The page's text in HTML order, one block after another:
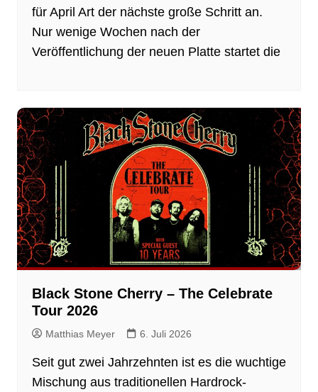
für April Art der nächste große Schritt an.
Nur wenige Wochen nach der
Veröffentlichung der neuen Platte startet die
Black Stone Cherry – The Celebrate
Tour 2026
Matthias Meyer 6. Juli 2026
Seit gut zwei Jahrzehnten ist es die wuchtige
Mischung aus traditionellen Hardrock-